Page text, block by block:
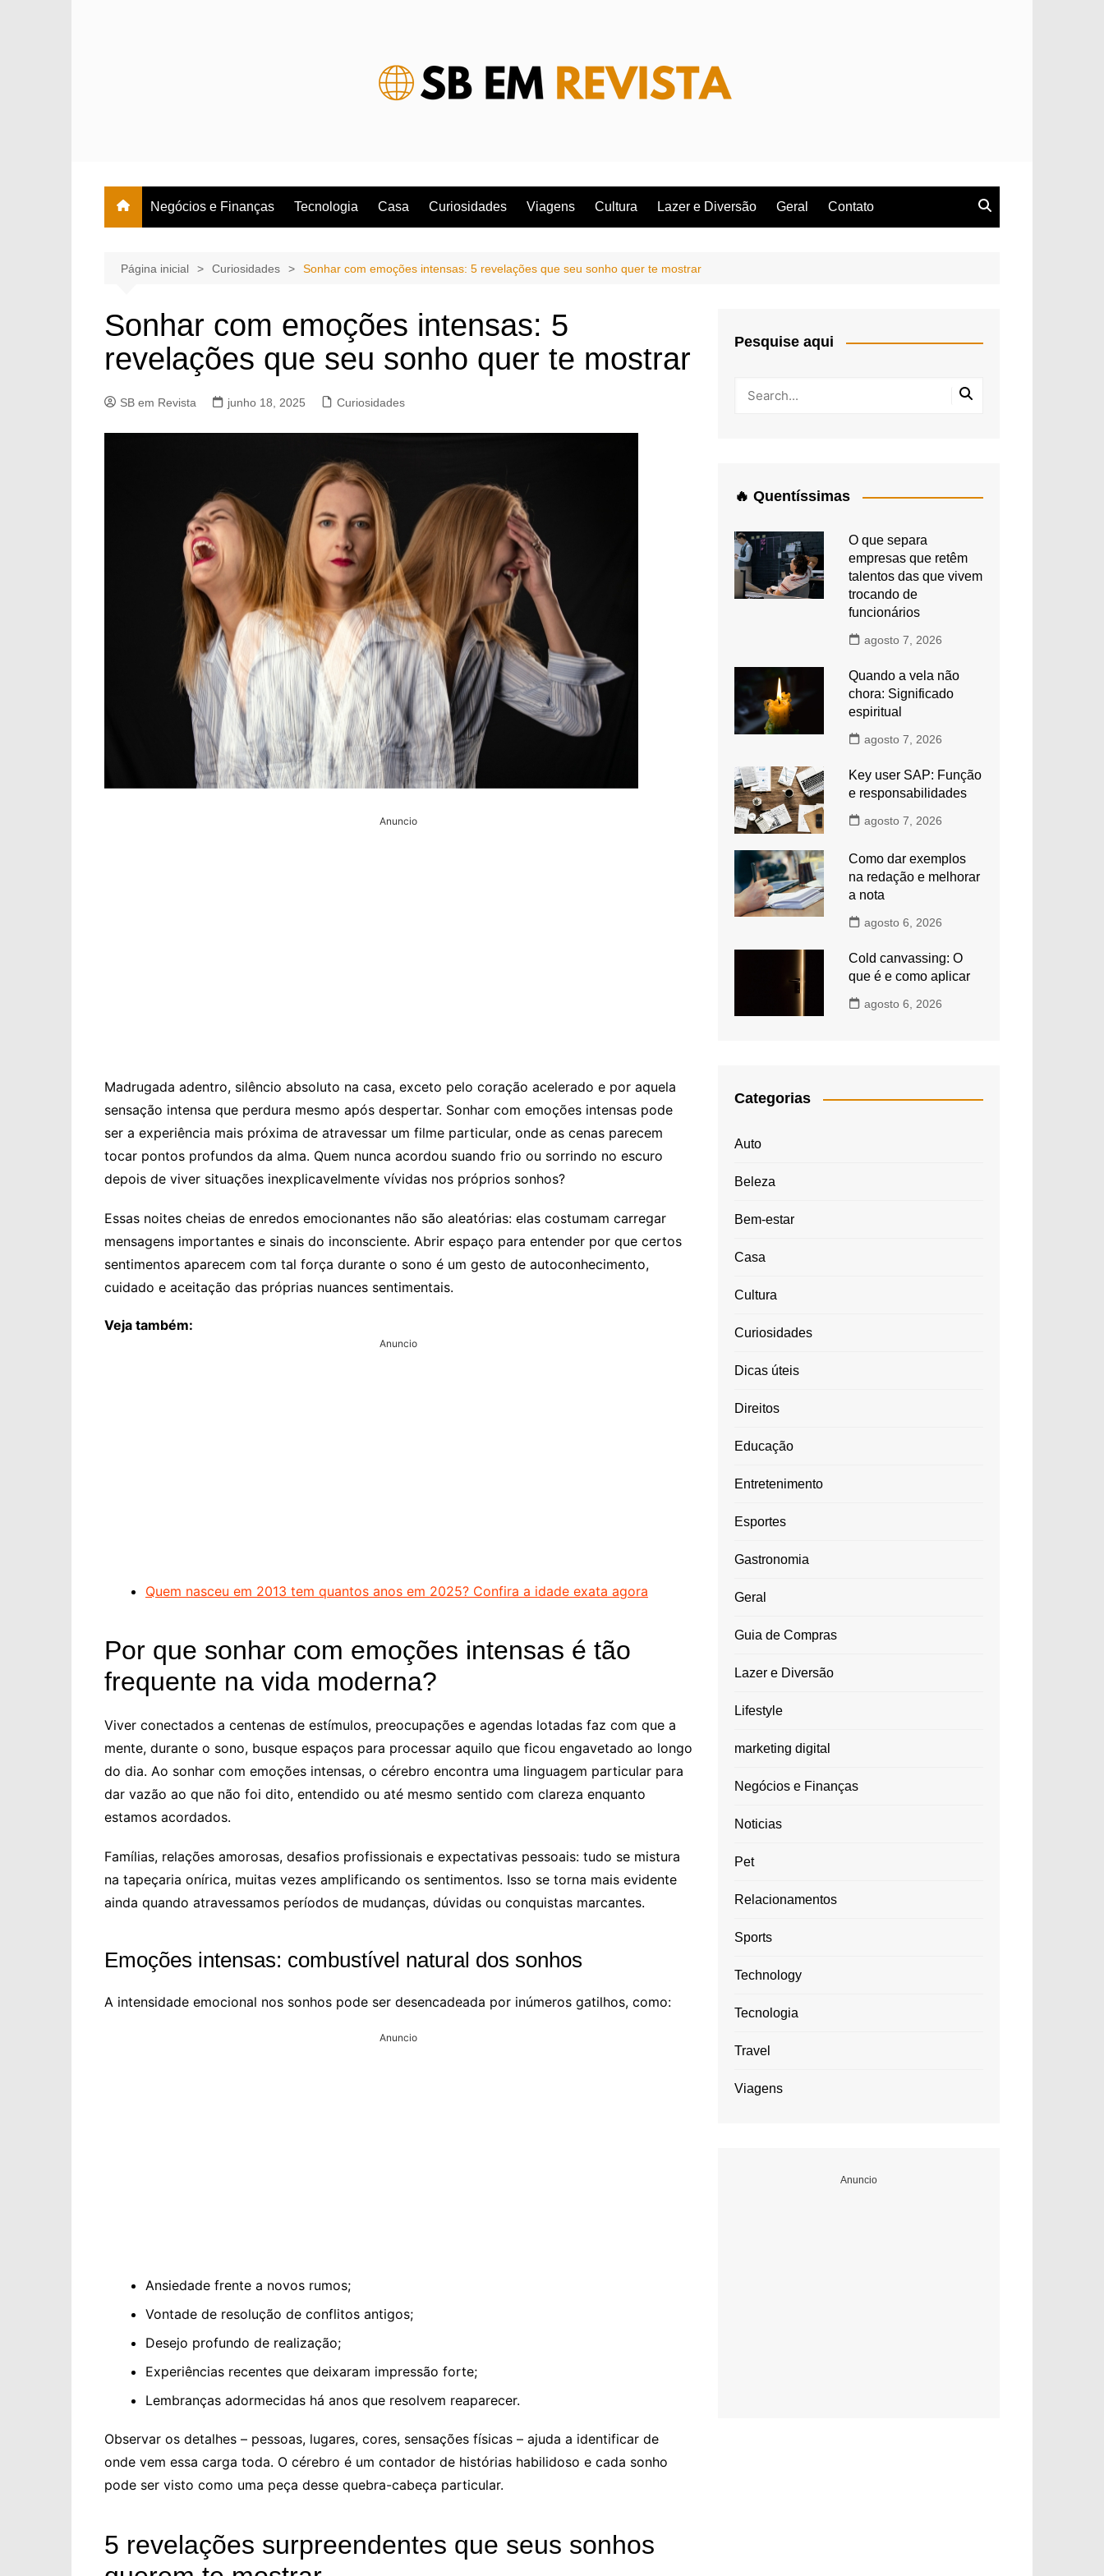
Negócios e Finanças Tecnologia Casa Curiosidades Viagens Cultura Lazer e Diversão Geral Contato
Página inicial Curiosidades Sonhar com emoções intensas: 5 revelações que seu sonho quer te mostrar
Sonhar com emoções intensas: 5
revelações que seu sonho quer te mostrar
SB em Revista junho 18, 2025 Curiosidades
Anuncio
Madrugada adentro, silêncio absoluto na casa, exceto pelo coração acelerado e por aquela
sensação intensa que perdura mesmo após despertar. Sonhar com emoções intensas pode
ser a experiência mais próxima de atravessar um filme particular, onde as cenas parecem
tocar pontos profundos da alma. Quem nunca acordou suando frio ou sorrindo no escuro
depois de viver situações inexplicavelmente vívidas nos próprios sonhos?
Essas noites cheias de enredos emocionantes não são aleatórias: elas costumam carregar
mensagens importantes e sinais do inconsciente. Abrir espaço para entender por que certos
sentimentos aparecem com tal força durante o sono é um gesto de autoconhecimento,
cuidado e aceitação das próprias nuances sentimentais.
Veja também:
Anuncio
Quem nasceu em 2013 tem quantos anos em 2025? Confira a idade exata agora
Por que sonhar com emoções intensas é tão
frequente na vida moderna?
Viver conectados a centenas de estímulos, preocupações e agendas lotadas faz com que a
mente, durante o sono, busque espaços para processar aquilo que ficou engavetado ao longo
do dia. Ao sonhar com emoções intensas, o cérebro encontra uma linguagem particular para
dar vazão ao que não foi dito, entendido ou até mesmo sentido com clareza enquanto
estamos acordados.
Famílias, relações amorosas, desafios profissionais e expectativas pessoais: tudo se mistura
na tapeçaria onírica, muitas vezes amplificando os sentimentos. Isso se torna mais evidente
ainda quando atravessamos períodos de mudanças, dúvidas ou conquistas marcantes.
Emoções intensas: combustível natural dos sonhos
A intensidade emocional nos sonhos pode ser desencadeada por inúmeros gatilhos, como:
Anuncio
Ansiedade frente a novos rumos;
Vontade de resolução de conflitos antigos;
Desejo profundo de realização;
Experiências recentes que deixaram impressão forte;
Lembranças adormecidas há anos que resolvem reaparecer.
Observar os detalhes – pessoas, lugares, cores, sensações físicas – ajuda a identificar de
onde vem essa carga toda. O cérebro é um contador de histórias habilidoso e cada sonho
pode ser visto como uma peça desse quebra-cabeça particular.
5 revelações surpreendentes que seus sonhos
Pesquise aqui
🔥 Quentíssimas
O que separa
empresas que retêm
talentos das que vivem
trocando de
funcionários
agosto 7, 2026
Quando a vela não
chora: Significado
espiritual
agosto 7, 2026
Key user SAP: Função
e responsabilidades
agosto 7, 2026
Como dar exemplos
na redação e melhorar
a nota
agosto 6, 2026
Cold canvassing: O
que é e como aplicar
agosto 6, 2026
Categorias
Auto
Beleza
Bem-estar
Casa
Cultura
Curiosidades
Dicas úteis
Direitos
Educação
Entretenimento
Esportes
Gastronomia
Geral
Guia de Compras
Lazer e Diversão
Lifestyle
marketing digital
Negócios e Finanças
Noticias
Pet
Relacionamentos
Sports
Technology
Tecnologia
Travel
Viagens
Anuncio